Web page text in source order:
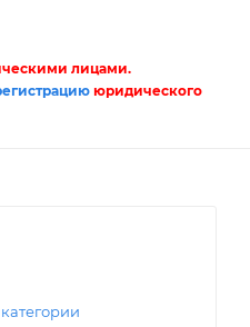
лицами.
юридического